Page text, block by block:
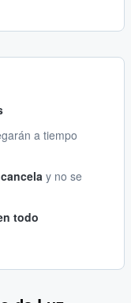
a tiempo
y no se
todo